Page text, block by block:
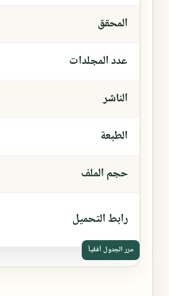
المحقق
عدد المجلدات
الناشر
الطبعة
حجم الملف
رابط التحميل